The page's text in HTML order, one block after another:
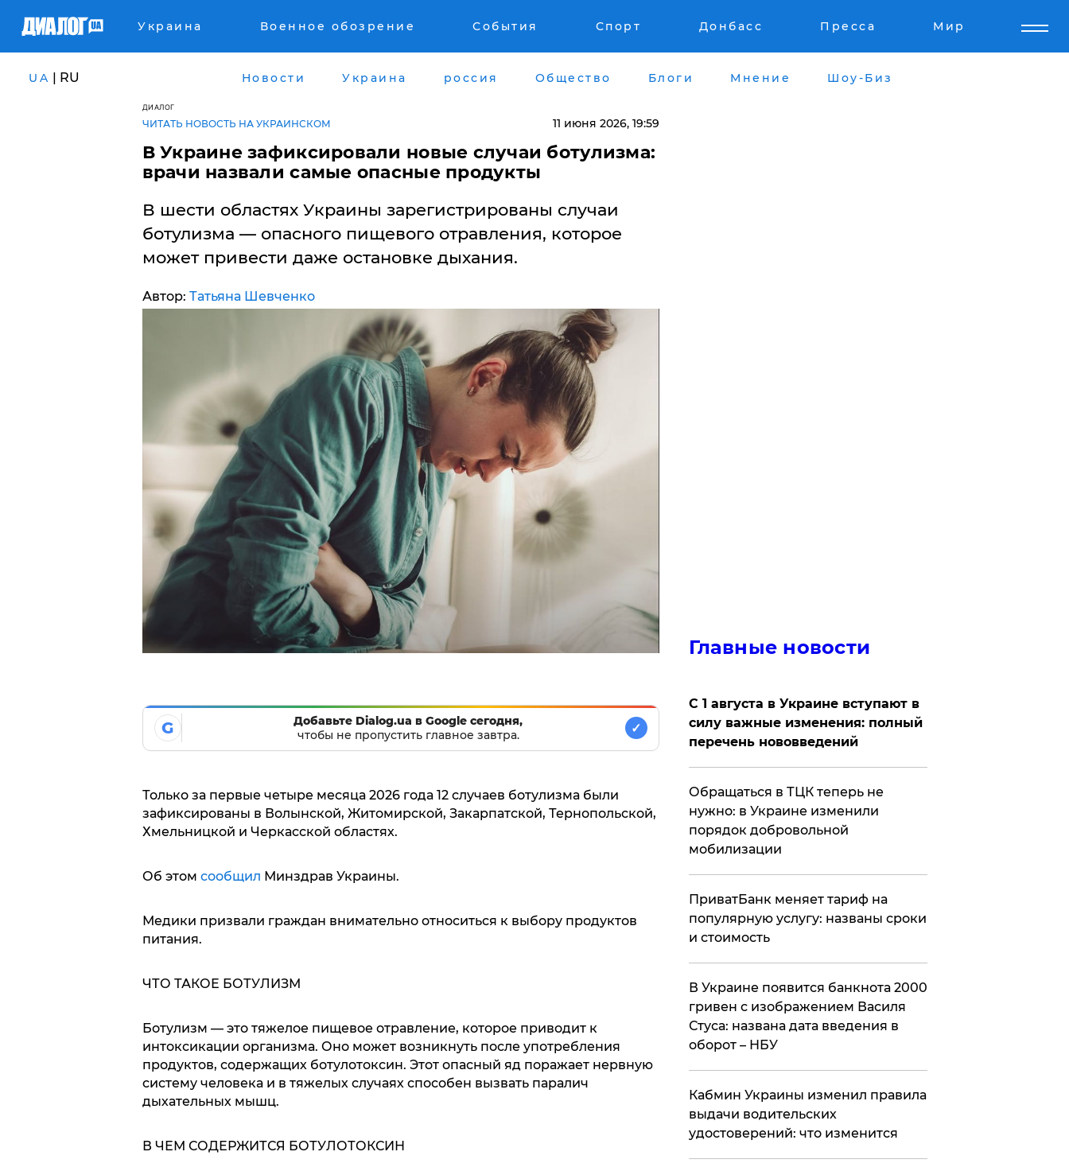
Украина Военное обозрение События Спорт Донбасс Пресса Мир
UA | RU Новости Украина россия Общество Блоги Мнение Шоу-Биз
ДИАЛОГ
ЧИТАТЬ НОВОСТЬ НА УКРАИНСКОМ 11 июня 2026, 19:59
​В Украине зафиксировали новые случаи ботулизма:
врачи назвали самые опасные продукты
В шести областях Украины зарегистрированы случаи
ботулизма — опасного пищевого отравления, которое
может привести даже остановке дыхания.
Автор: Татьяна Шевченко
G
Добавьте Dialog.ua в Google сегодня,
чтобы не пропустить главное завтра.
✓
Только за первые четыре месяца 2026 года 12 случаев ботулизма были
зафиксированы в Волынской, Житомирской, Закарпатской, Тернопольской,
Хмельницкой и Черкасской областях.
Об этом сообщил Минздрав Украины.
Медики призвали граждан внимательно относиться к выбору продуктов
питания.
ЧТО ТАКОЕ БОТУЛИЗМ
Ботулизм — это тяжелое пищевое отравление, которое приводит к
интоксикации организма. Оно может возникнуть после употребления
продуктов, содержащих ботулотоксин. Этот опасный яд поражает нервную
систему человека и в тяжелых случаях способен вызвать паралич
дыхательных мышц.
В ЧЕМ СОДЕРЖИТСЯ БОТУЛОТОКСИН
Главные новости
С 1 августа в Украине вступают в
силу важные изменения: полный
перечень нововведений
Обращаться в ТЦК теперь не
нужно: в Украине изменили
порядок добровольной
мобилизации
ПриватБанк меняет тариф на
популярную услугу: названы сроки
и стоимость
В Украине появится банкнота 2000
гривен с изображением Василя
Стуса: названа дата введения в
оборот – НБУ
Кабмин Украины изменил правила
выдачи водительских
удостоверений: что изменится